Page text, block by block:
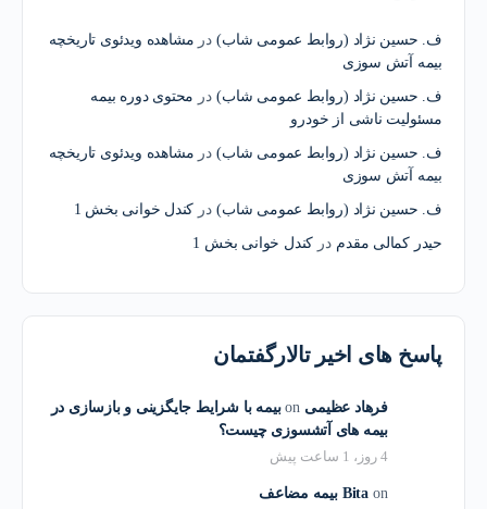
ف. حسین نژاد (روابط عمومی شاب)در مشاهده ویدئوی تاریخچه
بیمه آتش سوزی
ف. حسین نژاد (روابط عمومی شاب)در محتوی دوره بیمه
مسئولیت ناشی از خودرو
ف. حسین نژاد (روابط عمومی شاب)در مشاهده ویدئوی تاریخچه
بیمه آتش سوزی
ف. حسین نژاد (روابط عمومی شاب)در کندل خوانی بخش 1
حیدر کمالی مقدم در کندل خوانی بخش 1
پاسخ های اخیر تالارگفتمان
فرهاد عظیمی
بیمه با شرایط جایگزینی و بازسازی در
بیمه های آتشسوزی چیست؟
4 روز، 1 ساعت پیش
Bita on
بیمه مضاعف